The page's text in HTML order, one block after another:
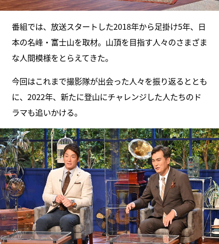
番組では、放送スタートした2018年から足掛け5年、日
本の名峰・富士山を取材。山頂を目指す人々のさまざま
な人間模様をとらえてきた。
今回はこれまで撮影隊が出会った人々を振り返るととも
に、2022年、新たに登山にチャレンジした人たちのド
ラマも追いかける。